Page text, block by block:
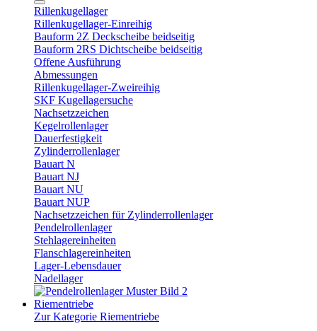
Rillenkugellager
Rillenkugellager-Einreihig
Bauform 2Z Deckscheibe beidseitig
Bauform 2RS Dichtscheibe beidseitig
Offene Ausführung
Abmessungen
Rillenkugellager-Zweireihig
SKF Kugellagersuche
Nachsetzzeichen
Kegelrollenlager
Dauerfestigkeit
Zylinderrollenlager
Bauart N
Bauart NJ
Bauart NU
Bauart NUP
Nachsetzzeichen für Zylinderrollenlager
Pendelrollenlager
Stehlagereinheiten
Flanschlagereinheiten
Lager-Lebensdauer
Nadellager
Riementriebe
Zur Kategorie Riementriebe